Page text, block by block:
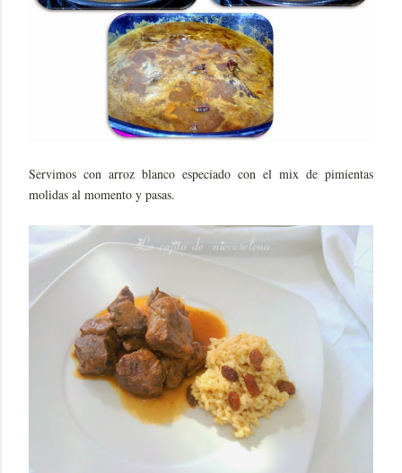
Servimos con arroz blanco especiado con el mix de pimientas
molidas al momento y pasas.